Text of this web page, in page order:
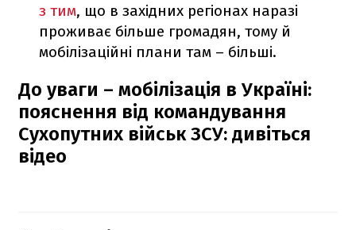
з тим, що в західних регіонах наразі
проживає більше громадян, тому й
мобілізаційні плани там – більші.
До уваги – мобілізація в Україні:
пояснення від командування
Сухопутних військ ЗСУ: дивіться
відео